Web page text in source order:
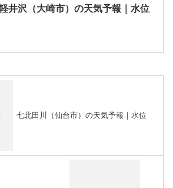
井沢（大崎市）の天気予報｜水位
七北田川（仙台市）の天気予報｜水位